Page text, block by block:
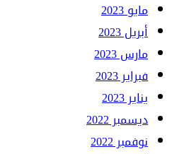
مايو 2023
أبريل 2023
مارس 2023
فبراير 2023
يناير 2023
ديسمبر 2022
نوفمبر 2022